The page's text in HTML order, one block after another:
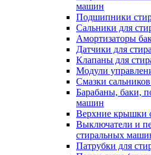
машин
Подшипники
Сальники для
Амортизаторы
Датчики для
Клапаны для
Модули
Смазки
Барабаны, баки,
машин
Верхние крышки
Выключатели и
стиральных
Патрубки для